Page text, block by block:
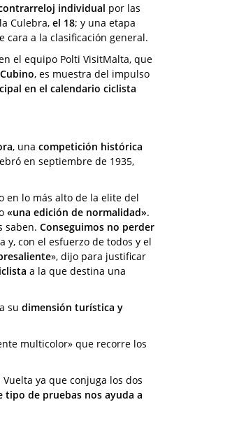
individual por las
Culebra, el 18; y una etapa
cara a la clasificación general.
el equipo Polti VisitMalta, que
Cubino, es muestra del impulso
en el calendario ciclista
, una competición histórica
en septiembre de 1935,
en lo más alto de la elite del
«una edición de normalidad».
saben. Conseguimos no perder
y, con el esfuerzo de todos y el
», dijo para justificar
a la que destina una
su dimensión turística y
multicolor» que recorre los
ya que conjuga los dos
tipo de pruebas nos ayuda a